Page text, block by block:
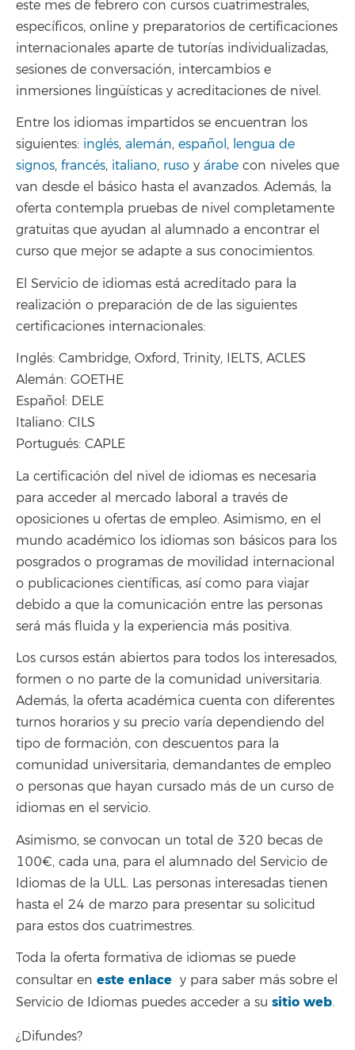
este mes de febrero con cursos cuatrimestrales,
específicos, online y preparatorios de certificaciones
internacionales aparte de tutorías individualizadas,
sesiones de conversación, intercambios e
inmersiones lingüísticas y acreditaciones de nivel.
Entre los idiomas impartidos se encuentran los
siguientes: inglés, alemán, español, lengua de
signos, francés, italiano, ruso y árabe con niveles que
van desde el básico hasta el avanzados. Además, la
oferta contempla pruebas de nivel completamente
gratuitas que ayudan al alumnado a encontrar el
curso que mejor se adapte a sus conocimientos.
El Servicio de idiomas está acreditado para la
realización o preparación de de las siguientes
certificaciones internacionales:
Inglés: Cambridge, Oxford, Trinity, IELTS, ACLES
Alemán: GOETHE
Español: DELE
Italiano: CILS
Portugués: CAPLE
La certificación del nivel de idiomas es necesaria
para acceder al mercado laboral a través de
oposiciones u ofertas de empleo. Asimismo, en el
mundo académico los idiomas son básicos para los
posgrados o programas de movilidad internacional
o publicaciones científicas, así como para viajar
debido a que la comunicación entre las personas
será más fluida y la experiencia más positiva.
Los cursos están abiertos para todos los interesados,
formen o no parte de la comunidad universitaria.
Además, la oferta académica cuenta con diferentes
turnos horarios y su precio varía dependiendo del
tipo de formación, con descuentos para la
comunidad universitaria, demandantes de empleo
o personas que hayan cursado más de un curso de
idiomas en el servicio.
Asimismo, se convocan un total de 320 becas de
100€, cada una, para el alumnado del Servicio de
Idiomas de la ULL. Las personas interesadas tienen
hasta el 24 de marzo para presentar su solicitud
para estos dos cuatrimestres.
Toda la oferta formativa de idiomas se puede
consultar en este enlace y para saber más sobre el
Servicio de Idiomas puedes acceder a su sitio web.
¿Difundes?